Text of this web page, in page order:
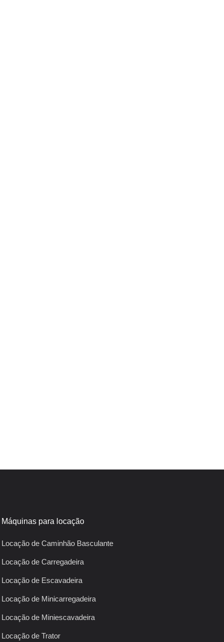
Máquinas para locação
Locação de Caminhão Basculante
Locação de Carregadeira
Locação de Escavadeira
Locação de Minicarregadeira
Locação de Miniescavadeira
Locação de Trator